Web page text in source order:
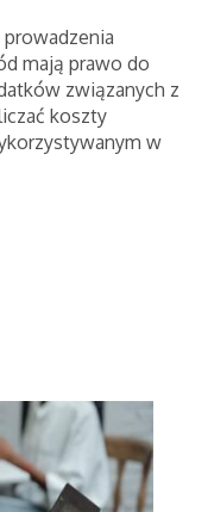
mają prawo do
związanych z
koszty
w